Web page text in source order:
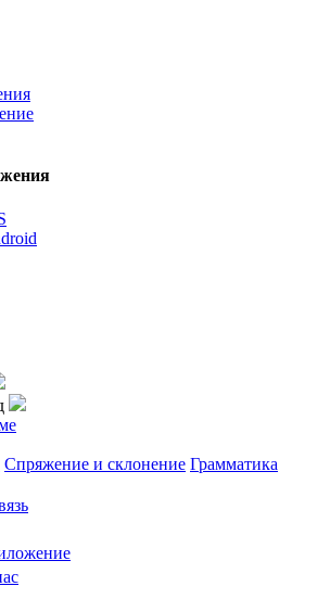
Спряжение и склонение Грамматика